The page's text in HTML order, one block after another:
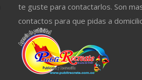
te guste para contactarlos. Son
contactos para que pidas a